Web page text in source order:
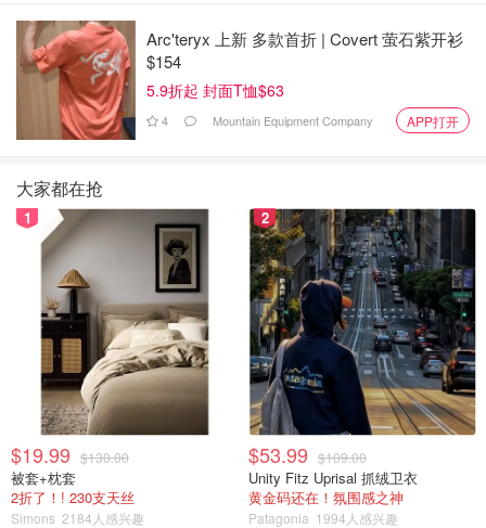
然后等上一周到两周，酿多久要看心情，想喝酸的就多等一
阵，想喝不那么酸的7天就足够了。
*等待期间，会有baby SCOBY覆盖茶顶，形成一层保护
膜；还会有棕色的絮状物出现，这些都是好东西，不要担
*等待期间，如果出现绿色毛毛，那就是发霉了，整个batch
都要扔掉重新做。
2. Second fermentation
第二遍发酵目的是让Kombucha出气泡，并且调味。因为不
喜欢气泡，我通常只等三天让水果入味，之后立马装瓶。
看一下材料：
Arc'teryx 上新 多款首折 | Covert 萤石紫开衫
$154
5.9折起 封面T恤$63
4 Mountain Equipment Company APP打开
大家都在抢
1
$19.99 $130.00
被套+枕套
2折了！! 230支天丝
Simons 2184人感兴趣
2
$53.99 $109.00
Unity Fitz Uprisal 抓绒卫衣
黄金码还在！氛围感之神
Patagonia 1994人感兴趣